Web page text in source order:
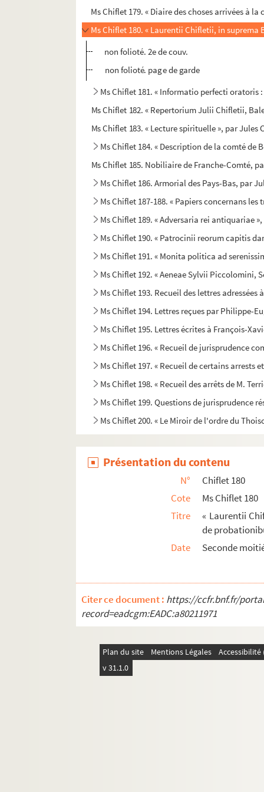
Ms Chiflet 179. « Diaire des choses arrivées à
Ms Chiflet 180. « Laurentii Chifletii, in
non folioté. 2e de couv.
non folioté. page de garde
Ms Chiflet 181. « Informatio perfecti oratoris
Ms Chiflet 182. « Repertorium Julii Chifletii,
Ms Chiflet 183. « Lecture spirituelle », par Jules
Ms Chiflet 184. « Description de la comté
Ms Chiflet 185. Nobiliaire de Franche-Comté,
Ms Chiflet 186. Armorial des Pays-Bas, par
Ms Chiflet 187-188. « Papiers concernans
Ms Chiflet 189. « Adversaria rei antiquariae
Ms Chiflet 190. « Patrocinii reorum capitis
Ms Chiflet 191. « Monita politica ad
Ms Chiflet 192. « Aeneae Sylvii Piccolomini,
Ms Chiflet 193. Recueil des lettres
Ms Chiflet 194. Lettres reçues par Philippe-
Ms Chiflet 195. Lettres écrites à François-
Ms Chiflet 196. « Recueil de jurisprudence
Ms Chiflet 197. « Recueil de certains
Ms Chiflet 198. « Recueil des arrêts de M.
Ms Chiflet 199. Questions de jurisprudence
Ms Chiflet 200. « Le Miroir de l'ordre du
Ms Chiflet 202. Chroniques en vers et en
Ms Chiflet 203. « Vita venerabilis D.
Ms Chiflet 204. Salines de Salins et mines
Ms Chiflet 205. « Histoire du
Ms Chiflet 206. Pièces concernant
Ms Chiflet 207. Pièces diverses
Présentation du contenu
N°
Chiflet 180
Cote
Ms Chiflet 180
Titre
« Laurentii
de
Date
Seconde
Citer ce document : https://ccfr.bnf.fr/
record=eadcgm:EADC:a80211971
Plan du site Mentions Légales
v 31.1.0